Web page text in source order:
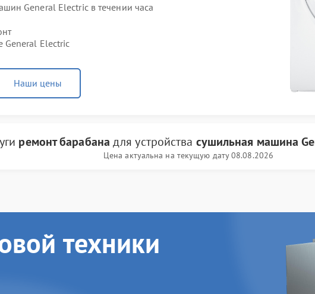
General Electric в течении часа
General Electric
Наши цены
ремонт барабана для устройства сушильная машина
Цена актуальна на текущую дату 08.08.2026
техники